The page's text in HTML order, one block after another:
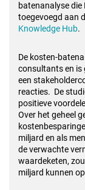
batenanalyse die
toegevoegd aan
Knowledge Hub.
De kosten-
consultants en is
een
reacties. De
positieve
Over het geheel
miljard en als
de verwachte
waardeketen,
miljard kunnen